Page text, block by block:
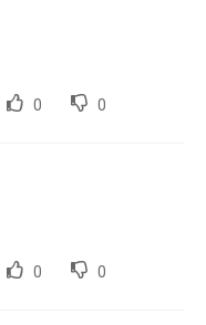
0 0
0 0